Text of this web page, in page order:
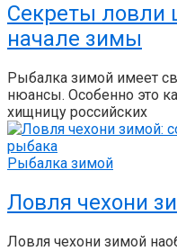
Секреты ловли
начале зимы
Рыбалка зимой имеет
нюансы. Особенно это
хищницу российских
Рыбалка зимой
Ловля чехони
Ловля чехони зимой